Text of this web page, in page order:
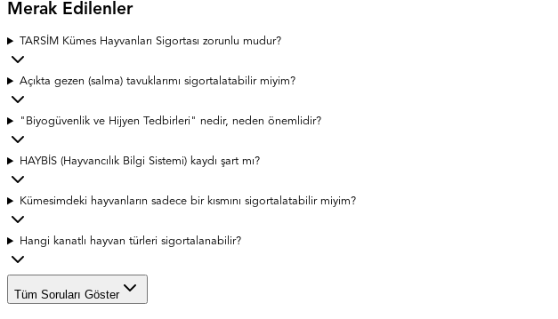
Merak Edilenler
TARSİM Kümes Hayvanları Sigortası zorunlu mudur?
Açıkta gezen (salma) tavuklarımı sigortalatabilir miyim?
"Biyogüvenlik ve Hijyen Tedbirleri" nedir, neden önemlidir?
HAYBİS (Hayvancılık Bilgi Sistemi) kaydı şart mı?
Kümesimdeki hayvanların sadece bir kısmını sigortalatabilir miyim?
Hangi kanatlı hayvan türleri sigortalanabilir?
Tüm Soruları Göster